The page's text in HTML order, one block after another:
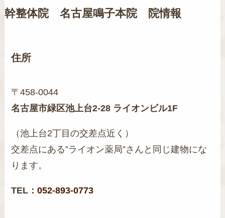
幹整体院 名古屋鳴子本院 院情報
住所
〒458-0044
名古屋市緑区池上台2-28 ライオンビル1F
（池上台2丁目の交差点近く）
交差点にある”ライオン薬局”さんと同じ建物にな
ります。
TEL：052-893-0773